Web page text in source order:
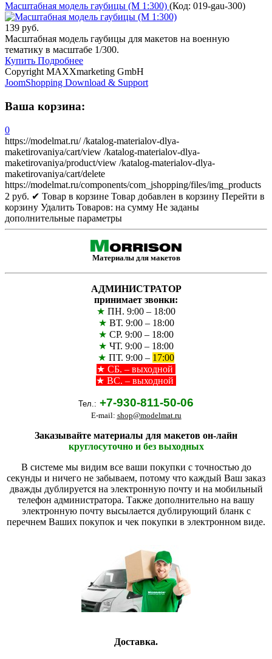
Масштабная модель гаубицы (М 1:300) (Код: 019-gau-300)
139 руб.
Масштабная модель гаубицы для макетов на военную
тематику в масштабе 1/300.
Купить Подробнее
Copyright MAXXmarketing GmbH
JoomShopping Download & Support
Ваша корзина:
0
https://modelmat.ru/ /katalog-materialov-dlya-
maketirovaniya/cart/view /katalog-materialov-dlya-
maketirovaniya/product/view /katalog-materialov-dlya-
maketirovaniya/cart/delete
https://modelmat.ru/components/com_jshopping/files/img_products
2 руб. ✔ Товар в корзине Товар добавлен в корзину Перейти в
корзину Удалить Товаров: на сумму Не заданы
дополнительные параметры
Материалы для макетов
АДМИНИСТРАТОР
принимает звонки:
★ ПН. 9:00 – 18:00
★ ВТ. 9:00 – 18:00
★ СР. 9:00 – 18:00
★ ЧТ. 9:00 – 18:00
★ ПТ. 9:00 – 17:00
★ СБ. – выходной
★ ВС. – выходной
Тел.: +7-930-811-50-06
E-mail: shop@modelmat.ru
Заказывайте материалы для макетов он-лайн
круглосуточно и без выходных
В системе мы видим все ваши покупки с точностью до
секунды и ничего не забываем, потому что каждый Ваш заказ
дважды дублируется на электронную почту и на мобильный
телефон администратора. Также дополнительно на вашу
электронную почту высылается дублирующий бланк с
перечнем Ваших покупок и чек покупки в электронном виде.
Доставка.